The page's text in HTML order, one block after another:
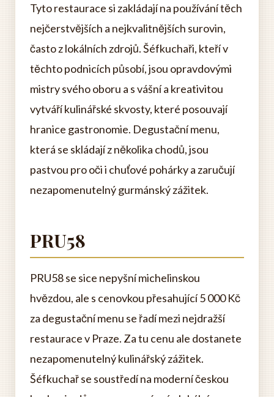
Tyto restaurace si zakládají na používání těch
nejčerstvějších a nejkvalitnějších surovin,
často z lokálních zdrojů. Šéfkuchaři, kteří v
těchto podnicích působí, jsou opravdovými
mistry svého oboru a s vášní a kreativitou
vytváří kulinářské skvosty, které posouvají
hranice gastronomie. Degustační menu,
která se skládají z několika chodů, jsou
pastvou pro oči i chuťové pohárky a zaručují
nezapomenutelný gurmánský zážitek.
PRU58
PRU58 se sice nepyšní michelinskou
hvězdou, ale s cenovkou přesahující 5 000 Kč
za degustační menu se řadí mezi nejdražší
restaurace v Praze. Za tu cenu ale dostanete
nezapomenutelný kulinářský zážitek.
Šéfkuchař se soustředí na moderní českou